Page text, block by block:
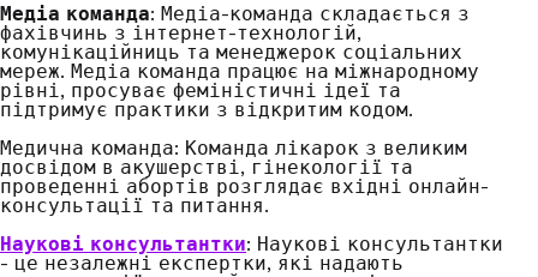
Медіа команда: Медіа-команда складається з
фахівчинь з інтернет-технологій,
комунікаційниць та менеджерок соціальних
мереж. Медіа команда працює на міжнародному
рівні, просуває феміністичні ідеї та
підтримує практики з відкритим кодом.
Медична команда: Команда лікарок з великим
досвідом в акушерстві, гінекології та
проведенні абортів розглядає вхідні онлайн-
консультації та питання.
Наукові консультантки: Наукові консультантки
- це незалежні експертки, які надають